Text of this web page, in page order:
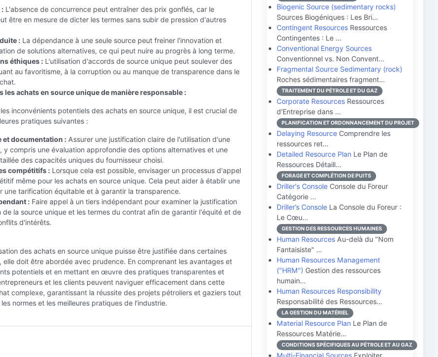
: L'absence de concurrence peut entraîner des prix gonflés, car le
être en mesure de dicter les termes sans subir de pression d'autres
: La dépendance à une seule source peut freiner l'innovation et
de solutions alternatives, ce qui peut nuire au progrès à long terme.
éthiques : L'utilisation d'accords de source unique peut soulever des
au favoritisme, à la corruption ou au manque de transparence dans le
les achats en source unique de manière responsable :
inconvénients potentiels des achats en source unique, il est crucial de
pratiques suivantes :
et documentation : Assurer une justification claire de l'utilisation d'une
y compris une évaluation approfondie des options alternatives et une
des capacités uniques du fournisseur choisi.
compétitifs : Lorsque cela est possible, envisager un processus d'appel
même pour les achats en source unique. Cela peut aider à établir une
une tarification équitable et à garantir la transparence.
: Faire appel à un tiers indépendant pour examiner la justification
de la source unique et les termes du contrat afin de garantir l'équité et de
d'intérêts.
des achats en source unique puisse être justifiée dans certaines
elle doit être abordée avec prudence. En comprenant les avantages et
potentiels et en mettant en œuvre des pratiques transparentes et
et les clients peuvent naviguer efficacement dans cette
complexe, garantissant la réussite des projets pétroliers et gaziers tout
normes et les meilleures pratiques de l'industrie.
Biogenic Source (sedimentary rocks)
Sources Biogéniques : Les Bri…
Contingent Resources Ressources
Contingentes : Le …
Conventional Energy Sources
Conventionnel vs. Non Convent…
Fragmental Source Sedimentary (rock)
Roches sédimentaires fragment…
TRAITEMENT DU PÉTROLE ET DU GAZ
Corporate Resources Ressources
d'Entreprise dans …
PLANIFICATION ET ORDONNANCEMENT DU PROJET
Delaying Resource Comprendre les
ressources ret…
Detailed Resource Plan Le Plan de
Ressources Détaill…
FORAGE ET COMPLÉTION DE PUITS
Driller's Console Console du Foreur
Catégorie …
Driller’s Console La Console du Foreur :
Le Cœu…
GESTION DES RESSOURCES HUMAINES
Human Resources Au-delà du "Nom
Fantaisiste" …
Human Resources Management
("HRM") Gestion des ressources
humain…
Human Resources Responsibility
Responsabilité des Ressources…
LA GESTION DU MATÉRIEL
Material Resource Plan Le Plan de
Ressources Matérie…
CONDITIONS SPÉCIFIQUES AU PÉTROLE ET AU GAZ
Multi-Financial Sources Exploiter